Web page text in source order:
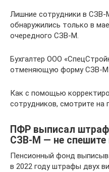
Лишние сотрудники в
обнаружились только в
очередного СЗВ-М.
Бухгалтер ООО
отменяющую форму СЗВ-М
Как с помощью
сотрудников, смотрите на
ПФР выписал
СЗВ-М — не спешите
Пенсионный фонд
в 2022 году штрафы двух